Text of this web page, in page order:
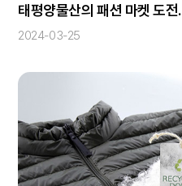
태평양물산의 패션 마켓 도전
2024-03-25